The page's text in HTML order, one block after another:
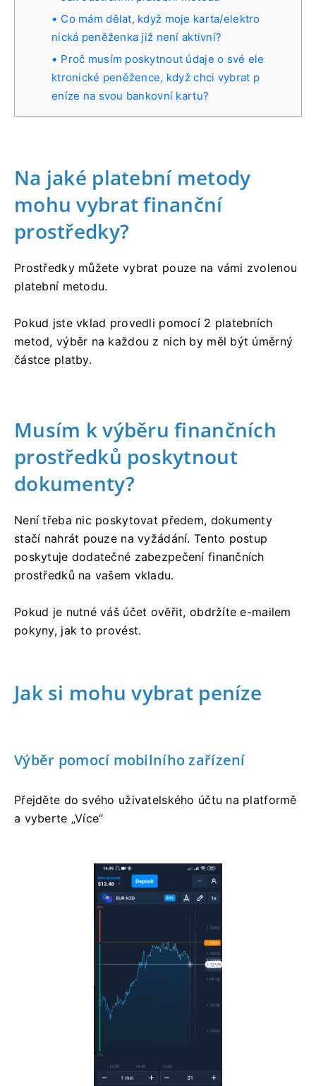
Co mám dělat, když moje karta/elektro
nická peněženka již není aktivní?
Proč musím poskytnout údaje o své ele
ktronické peněžence, když chci vybrat p
eníze na svou bankovní kartu?
Na jaké platební metody
mohu vybrat finanční
prostředky?
Prostředky můžete vybrat pouze na vámi zvolenou
platební metodu.
Pokud jste vklad provedli pomocí 2 platebních
metod, výběr na každou z nich by měl být úměrný
částce platby.
Musím k výběru finančních
prostředků poskytnout
dokumenty?
Není třeba nic poskytovat předem, dokumenty
stačí nahrát pouze na vyžádání. Tento postup
poskytuje dodatečné zabezpečení finančních
prostředků na vašem vkladu.
Pokud je nutné váš účet ověřit, obdržíte e-mailem
pokyny, jak to provést.
Jak si mohu vybrat peníze
Výběr pomocí mobilního zařízení
Přejděte do svého uživatelského účtu na platformě
a vyberte „Více“